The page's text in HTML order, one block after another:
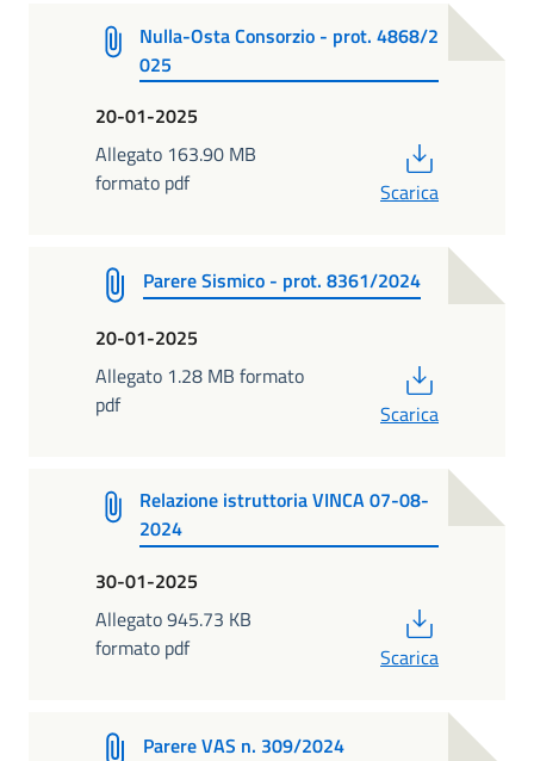
Nulla-Osta Consorzio - prot. 4868/2
025
20-01-2025
Allegato 163.90 MB
formato pdf
Scarica
Parere Sismico - prot. 8361/2024
20-01-2025
Allegato 1.28 MB formato
pdf
Scarica
Relazione istruttoria VINCA 07-08-
2024
30-01-2025
Allegato 945.73 KB
formato pdf
Scarica
Parere VAS n. 309/2024